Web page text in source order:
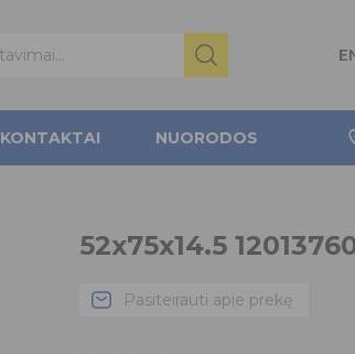
KONTAKTAI NUORODOS
52x75x14.5
Pasiteirauti apie prekę